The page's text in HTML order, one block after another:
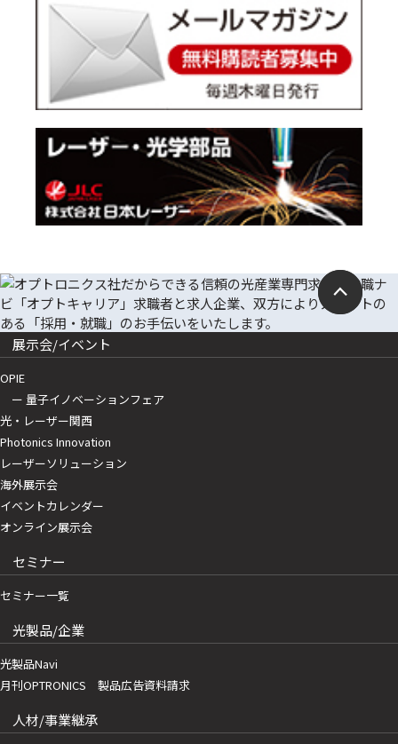
展示会/イベント
OPIE
ー 量子イノベーションフェア
光・レーザー関西
Photonics Innovation
レーザーソリューション
海外展示会
イベントカレンダー
オンライン展示会
セミナー
セミナー一覧
光製品/企業
光製品Navi
月刊OPTRONICS 製品広告資料請求
人材/事業継承